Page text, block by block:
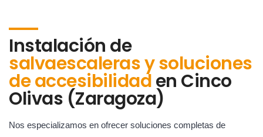
Instalación de
salvaescaleras y soluciones
de accesibilidaden Cinco
Olivas (Zaragoza)
Nos especializamos en ofrecer soluciones completas de